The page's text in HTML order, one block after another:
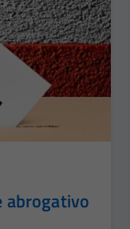
abrogativo